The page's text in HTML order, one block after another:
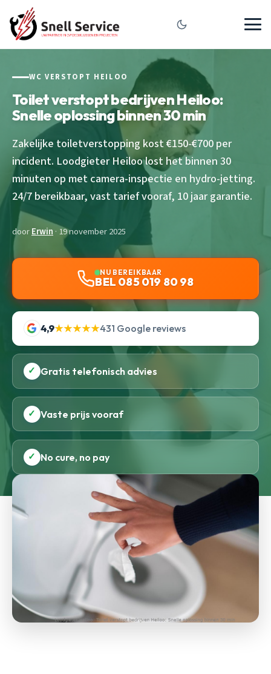
WC VERSTOPT HEILOO
Toilet verstopt bedrijven Heiloo:
Snelle oplossing binnen 30 min
Zakelijke toiletverstopping kost €150-€700 per
incident. Loodgieter Heiloo lost het binnen 30
minuten op met camera-inspectie en hydro-jetting.
24/7 bereikbaar, vast tarief vooraf, 10 jaar garantie.
doorErwin · 19 november 2025
NU BEREIKBAAR
BEL 085 019 80 98
4,9★★★★★431 Google reviews
✓ Gratis telefonisch advies
✓ Vaste prijs vooraf
✓ No cure, no pay